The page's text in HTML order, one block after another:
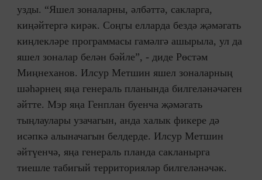
узды. “Яшел зоналарны, әлбәттә, сакларга,
киңәйтергә кирәк. Соңгы елларда бездә җәмәгать
киңлекләре программасы гамәлгә ашырыла, ул да
яшел зоналар белән бәйле”, - диде Рөстәм
Миңнеханов. Илсур Метшин яшел зоналарның
шәһәрнең яңа генераль планында билгеләнәчәген
әйтте. Мэр яңа Генплан буенча җәмәгать
тыңлаулары узачагын, анда халык фикере дә
исәпкә алыначагын белдерде. Илсур Метшин
әйтүенчә, яңа генераль планда сакланырга
тиешле табигый территорияләр билгеләнәчәк.